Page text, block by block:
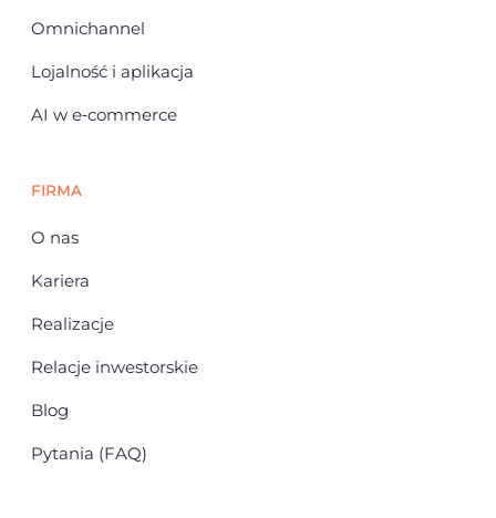
Omnichannel
Lojalność i aplikacja
AI w e‑commerce
FIRMA
O nas
Kariera
Realizacje
Relacje inwestorskie
Blog
Pytania (FAQ)